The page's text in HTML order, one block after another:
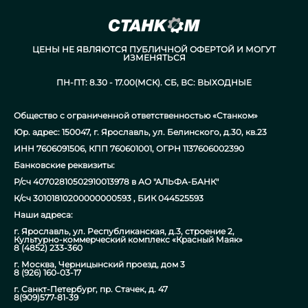
ЦЕНЫ НЕ ЯВЛЯЮТСЯ ПУБЛИЧНОЙ ОФЕРТОЙ И МОГУТ
ИЗМЕНЯТЬСЯ
ПН-ПТ: 8.30 - 17.00(МСК). СБ, ВС: ВЫХОДНЫЕ
Общество с ограниченной ответственностью «Станком»
Юр. адрес: 150047, г. Ярославль, ул. Белинского, д.30, кв.23
ИНН 7606091506, КПП 760601001, ОГРН 1137606002390
Банковские реквизиты:
Р/сч 40702810502910013978 в АО "АЛЬФА-БАНК"
К/сч 30101810200000000593 , БИК 044525593
Наши адреса:
г. Ярославль, ул. Республиканская, д.3, строение 2,
Культурно-коммерческий комплекс «Красный Маяк»
8 (4852) 233-360
г. Москва, Черницынский проезд, дом 3
8 (926) 160-03-17
г. Санкт-Петербург, пр. Стачек, д. 47
8(909)577-81-39